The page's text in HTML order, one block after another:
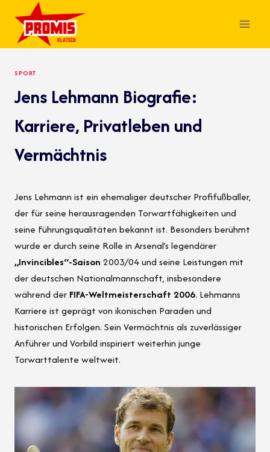
content
SPORT
Jens Lehmann Biografie:
Karriere, Privatleben und
Vermächtnis
Jens Lehmann ist ein ehemaliger deutscher Profifußballer,
der für seine herausragenden Torwartfähigkeiten und
seine Führungsqualitäten bekannt ist. Besonders berühmt
wurde er durch seine Rolle in Arsenal’s legendärer
„Invincibles“-Saison 2003/04 und seine Leistungen mit
der deutschen Nationalmannschaft, insbesondere
während der FIFA-Weltmeisterschaft 2006. Lehmanns
Karriere ist geprägt von ikonischen Paraden und
historischen Erfolgen. Sein Vermächtnis als zuverlässiger
Anführer und Vorbild inspiriert weiterhin junge
Torwarttalente weltweit.